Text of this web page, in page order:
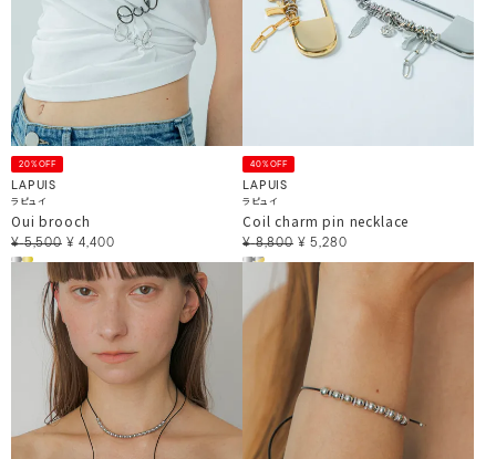
20%OFF
LAPUIS
ラピュイ
Oui brooch
¥ 5,500 ¥ 4,400
40%OFF
LAPUIS
ラピュイ
Coil charm pin necklace
¥ 8,800 ¥ 5,280